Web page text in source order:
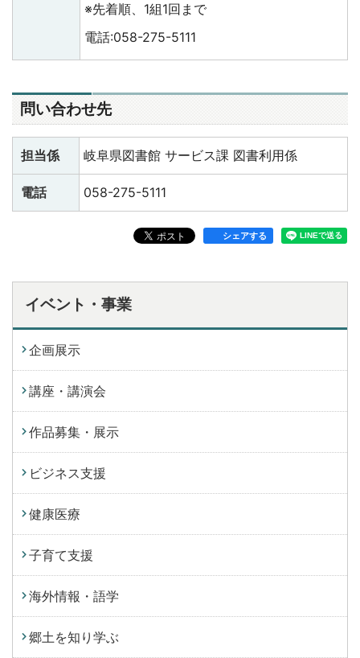
※先着順、1組1回まで
電話:058-275-5111
問い合わせ先
担当係 岐阜県図書館 サービス課 図書利用係
電話 058-275-5111
シェアする
イベント・事業
企画展示
講座・講演会
作品募集・展示
ビジネス支援
健康医療
子育て支援
海外情報・語学
郷土を知り学ぶ